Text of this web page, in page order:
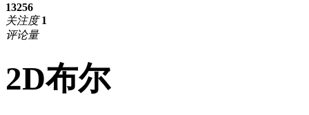
13256
关注度 1
评论量
2D布尔